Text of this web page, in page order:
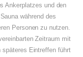
Ankerplatzes und den
während des
Personen zu nutzen.
Zeitraum mit
späteres Eintreffen führt